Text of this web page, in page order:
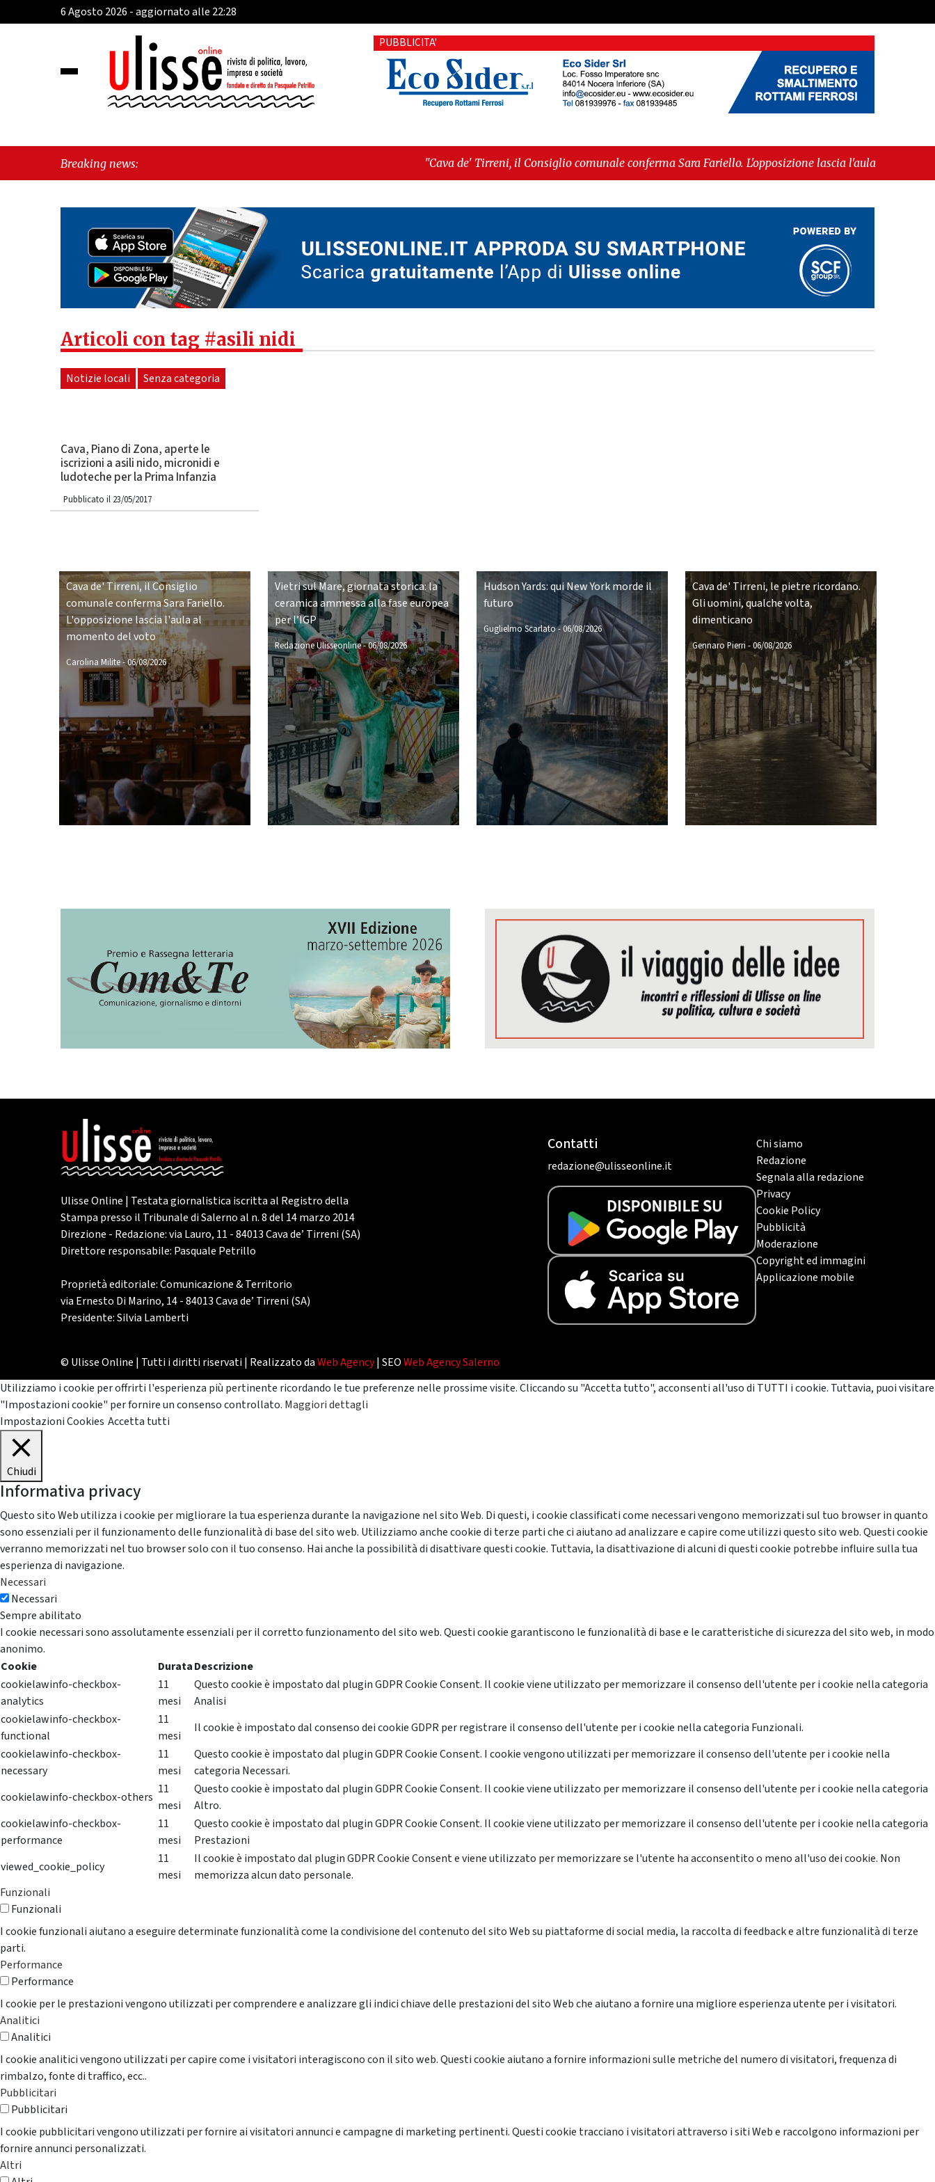
6 Agosto 2026 - aggiornato alle 22:28
PUBBLICITA'
Breaking news:
"Cava de' Tirreni, il Consiglio comunale conferma Sara Fariello. L'opposizione lascia l'aula al momento del
voto" -"Vietri sul Mare, giornata storica: la ceramica ammessa alla fase europea per l’IGP"
Articoli con tag #asili nidi
Notizie locali Senza categoria
Cava, Piano di Zona, aperte le
iscrizioni a asili nido, micronidi e
ludoteche per la Prima Infanzia
Pubblicato il 23/05/2017
Cava de' Tirreni, il Consiglio
comunale conferma Sara Fariello.
L'opposizione lascia l'aula al
momento del voto
Carolina Milite-06/08/2026
Vietri sul Mare, giornata storica: la
ceramica ammessa alla fase europea
per l’IGP
Redazione Ulisseonline-06/08/2026
Hudson Yards: qui New York morde il
futuro
Guglielmo Scarlato-06/08/2026
Cava de' Tirreni, le pietre ricordano.
Gli uomini, qualche volta,
dimenticano
Gennaro Pierri -06/08/2026
Ulisse Online | Testata giornalistica iscritta al Registro della
Stampa presso il Tribunale di Salerno al n. 8 del 14 marzo 2014
Direzione - Redazione: via Lauro, 11 - 84013 Cava de’ Tirreni (SA)
Direttore responsabile: Pasquale Petrillo
Proprietà editoriale: Comunicazione & Territorio
via Ernesto Di Marino, 14 - 84013 Cava de’ Tirreni (SA)
Presidente: Silvia Lamberti
Contatti
redazione@ulisseonline.it
Chi siamo
Redazione
Segnala alla redazione
Privacy
Cookie Policy
Pubblicità
Moderazione
Copyright ed immagini
Applicazione mobile
© Ulisse Online | Tutti i diritti riservati | Realizzato daWeb Agency| SEOWeb Agency Salerno
Utilizziamo i cookie per offrirti l'esperienza più pertinente ricordando le tue preferenze nelle prossime visite. Cliccando su "Accetta tutto", acconsenti all'uso di TUTTI i cookie. Tuttavia, puoi visitare
"Impostazioni cookie" per fornire un consenso controllato. Maggiori dettagli
Impostazioni Cookies Accetta tutti
Chiudi
Informativa privacy
Questo sito Web utilizza i cookie per migliorare la tua esperienza durante la navigazione nel sito Web. Di questi, i cookie classificati come necessari vengono memorizzati sul tuo browser in quanto
sono essenziali per il funzionamento delle funzionalità di base del sito web. Utilizziamo anche cookie di terze parti che ci aiutano ad analizzare e capire come utilizzi questo sito web. Questi cookie
verranno memorizzati nel tuo browser solo con il tuo consenso. Hai anche la possibilità di disattivare questi cookie. Tuttavia, la disattivazione di alcuni di questi cookie potrebbe influire sulla tua
esperienza di navigazione.
Necessari
Necessari
Sempre abilitato
I cookie necessari sono assolutamente essenziali per il corretto funzionamento del sito web. Questi cookie garantiscono le funzionalità di base e le caratteristiche di sicurezza del sito web, in modo
anonimo.
Cookie
DurataDescrizione
cookielawinfo-checkbox-
analytics
11
mesi
Questo cookie è impostato dal plugin GDPR Cookie Consent. Il cookie viene utilizzato per memorizzare il consenso dell'utente per i cookie nella categoria
Analisi
cookielawinfo-checkbox-
functional
11
mesi
Il cookie è impostato dal consenso dei cookie GDPR per registrare il consenso dell'utente per i cookie nella categoria Funzionali.
cookielawinfo-checkbox-
necessary
11
mesi
Questo cookie è impostato dal plugin GDPR Cookie Consent. I cookie vengono utilizzati per memorizzare il consenso dell'utente per i cookie nella
categoria Necessari.
cookielawinfo-checkbox-others
11
mesi
Questo cookie è impostato dal plugin GDPR Cookie Consent. Il cookie viene utilizzato per memorizzare il consenso dell'utente per i cookie nella categoria
Altro.
cookielawinfo-checkbox-
performance
11
mesi
Questo cookie è impostato dal plugin GDPR Cookie Consent. Il cookie viene utilizzato per memorizzare il consenso dell'utente per i cookie nella categoria
Prestazioni
viewed_cookie_policy
11
mesi
Il cookie è impostato dal plugin GDPR Cookie Consent e viene utilizzato per memorizzare se l'utente ha acconsentito o meno all'uso dei cookie. Non
memorizza alcun dato personale.
Funzionali
Funzionali
I cookie funzionali aiutano a eseguire determinate funzionalità come la condivisione del contenuto del sito Web su piattaforme di social media, la raccolta di feedback e altre funzionalità di terze
parti.
Performance
Performance
I cookie per le prestazioni vengono utilizzati per comprendere e analizzare gli indici chiave delle prestazioni del sito Web che aiutano a fornire una migliore esperienza utente per i visitatori.
Analitici
Analitici
I cookie analitici vengono utilizzati per capire come i visitatori interagiscono con il sito web. Questi cookie aiutano a fornire informazioni sulle metriche del numero di visitatori, frequenza di
rimbalzo, fonte di traffico, ecc..
Pubblicitari
Pubblicitari
I cookie pubblicitari vengono utilizzati per fornire ai visitatori annunci e campagne di marketing pertinenti. Questi cookie tracciano i visitatori attraverso i siti Web e raccolgono informazioni per
fornire annunci personalizzati.
Altri